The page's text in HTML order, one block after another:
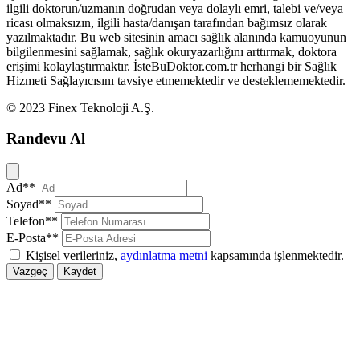
ilgili doktorun/uzmanın doğrudan veya dolaylı emri, talebi ve/veya
ricası olmaksızın, ilgili hasta/danışan tarafından bağımsız olarak
yazılmaktadır. Bu web sitesinin amacı sağlık alanında kamuoyunun
bilgilenmesini sağlamak, sağlık okuryazarlığını arttırmak, doktora
erişimi kolaylaştırmaktır. İsteBuDoktor.com.tr herhangi bir Sağlık
Hizmeti Sağlayıcısını tavsiye etmemektedir ve desteklememektedir.
© 2023 Finex Teknoloji A.Ş.
Randevu Al
Kapat
Ad**
Soyad**
Telefon**
E-Posta**
Kişisel verileriniz, aydınlatma metni kapsamında işlenmektedir.
Vazgeç Kaydet